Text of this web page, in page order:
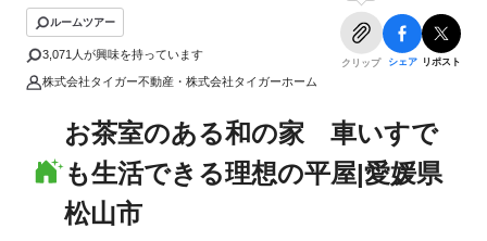
お茶室のある和の家 車いすで
も生活できる理想の平屋|愛媛県
松山市
ルームツアー
3,071 人が興味を持っています
株式会社タイガー不動産・株式会社タイガーホーム
クリップ シェア リポスト